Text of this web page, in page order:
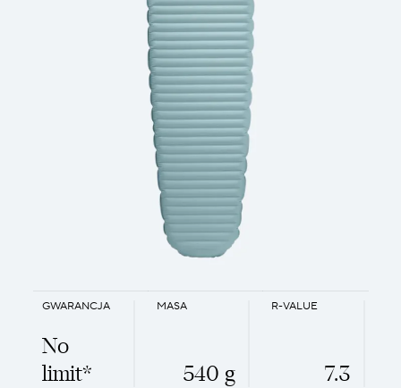
MASA
540 g
R-VALUE
7.3
GWARANCJA
No
limit*